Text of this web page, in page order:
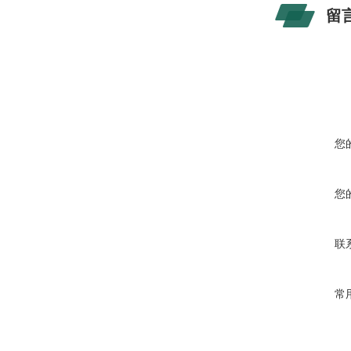
留
您
您
联
常